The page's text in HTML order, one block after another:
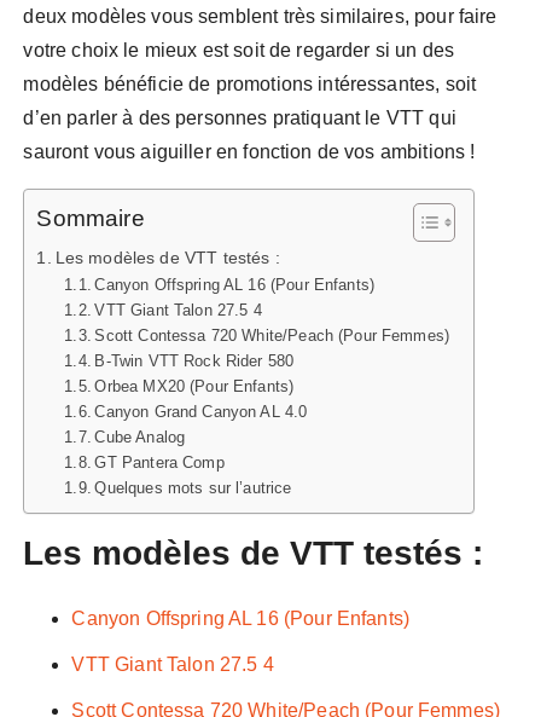
deux modèles vous semblent très similaires, pour faire
votre choix le mieux est soit de regarder si un des
modèles bénéficie de promotions intéressantes, soit
d’en parler à des personnes pratiquant le VTT qui
sauront vous aiguiller en fonction de vos ambitions !
Sommaire
Les modèles de VTT testés :
Canyon Offspring AL 16 (Pour Enfants)
VTT Giant Talon 27.5 4
Scott Contessa 720 White/Peach (Pour Femmes)
B-Twin VTT Rock Rider 580
Orbea MX20 (Pour Enfants)
Canyon Grand Canyon AL 4.0
Cube Analog
GT Pantera Comp
Quelques mots sur l’autrice
Les modèles de VTT testés :
Canyon Offspring AL 16 (Pour Enfants)
VTT Giant Talon 27.5 4
Scott Contessa 720 White/Peach (Pour Femmes)